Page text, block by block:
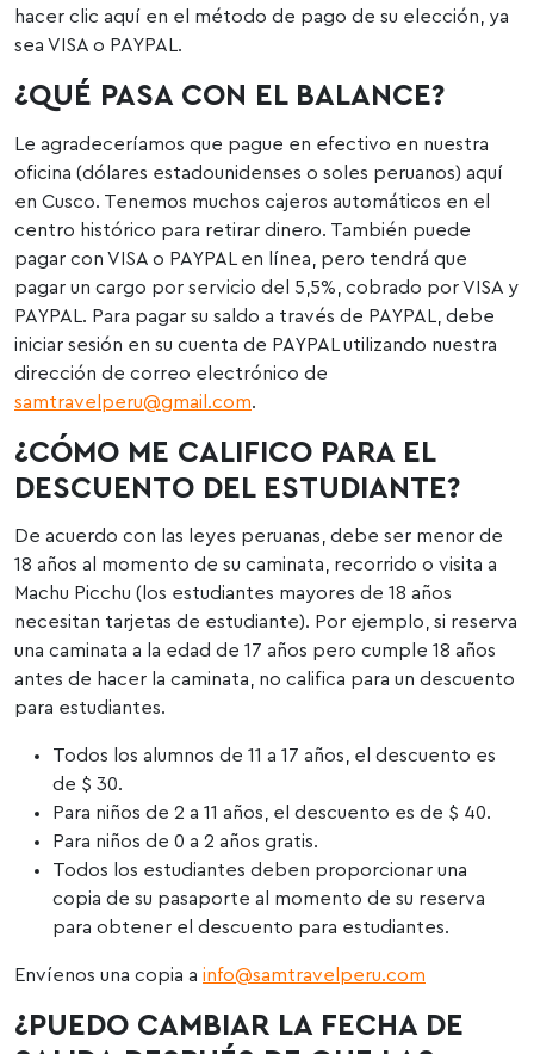
hacer clic aquí en el método de pago de su elección, ya
sea VISA o PAYPAL.
¿QUÉ PASA CON EL BALANCE?
Le agradeceríamos que pague en efectivo en nuestra
oficina (dólares estadounidenses o soles peruanos) aquí
en Cusco. Tenemos muchos cajeros automáticos en el
centro histórico para retirar dinero. También puede
pagar con VISA o PAYPAL en línea, pero tendrá que
pagar un cargo por servicio del 5,5%, cobrado por VISA y
PAYPAL. Para pagar su saldo a través de PAYPAL, debe
iniciar sesión en su cuenta de PAYPAL utilizando nuestra
dirección de correo electrónico de
samtravelperu@gmail.com.
¿CÓMO ME CALIFICO PARA EL
DESCUENTO DEL ESTUDIANTE?
De acuerdo con las leyes peruanas, debe ser menor de
18 años al momento de su caminata, recorrido o visita a
Machu Picchu (los estudiantes mayores de 18 años
necesitan tarjetas de estudiante). Por ejemplo, si reserva
una caminata a la edad de 17 años pero cumple 18 años
antes de hacer la caminata, no califica para un descuento
para estudiantes.
Todos los alumnos de 11 a 17 años, el descuento es
de $ 30.
Para niños de 2 a 11 años, el descuento es de $ 40.
Para niños de 0 a 2 años gratis.
Todos los estudiantes deben proporcionar una
copia de su pasaporte al momento de su reserva
para obtener el descuento para estudiantes.
Envíenos una copia a info@samtravelperu.com
¿PUEDO CAMBIAR LA FECHA DE